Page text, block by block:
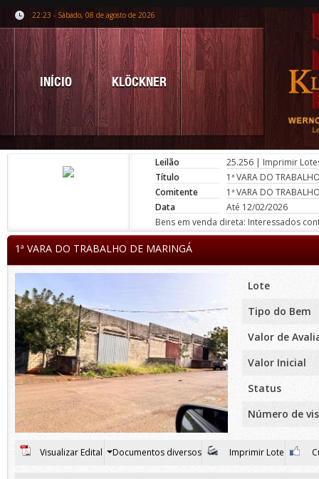
22:23 - Sábado, 08 de agosto de 2026
INÍCIO KLÖCKNER
Leilão 25.256 | Imprimir
Título
1ª VARA DO
Comitente
1ª VARA DO
Data
Até 12/02/2026
Bens em venda direta: Interessados
1ª VARA DO TRABALHO DE MARINGÁ
Lote
Tipo do Bem
Valor de
Valor Inicial
Status
Número de
Visualizar Edital Documentos diversos Imprimir Lote